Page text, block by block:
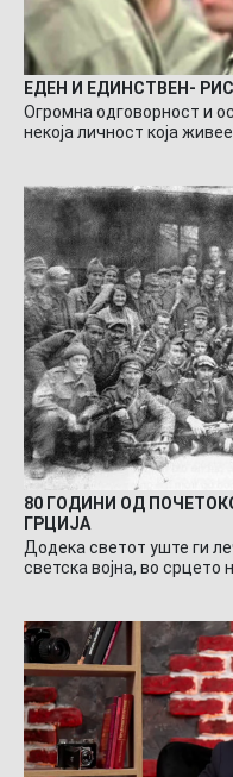
ЕДЕН И ЕДИНСТВЕН-
Огромна одговорност и
некоја личност која
80 ГОДИНИ ОД
ГРЦИЈА
Додека светот уште ги
светска војна, во срцето